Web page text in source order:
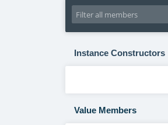
Instance Constructors
Value Members